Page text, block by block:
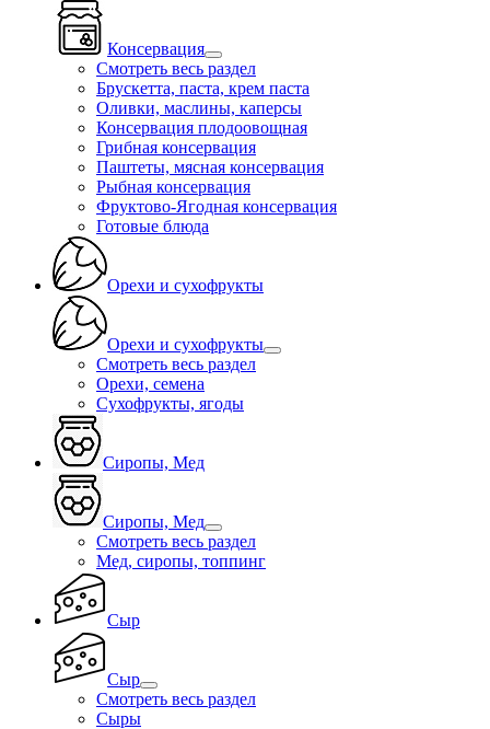
Консервация
Смотреть весь раздел
Брускетта, паста, крем паста
Оливки, маслины, каперсы
Консервация плодоовощная
Грибная консервация
Паштеты, мясная консервация
Рыбная консервация
Фруктово-Ягодная консервация
Готовые блюда
Орехи и сухофрукты
Орехи и сухофрукты
Смотреть весь раздел
Орехи, семена
Сухофрукты, ягоды
Сиропы, Мед
Сиропы, Мед
Смотреть весь раздел
Мед, сиропы, топпинг
Сыр
Сыр
Смотреть весь раздел
Сыры